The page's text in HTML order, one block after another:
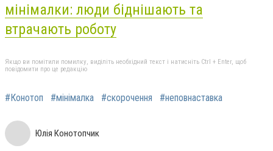
мінімалки: люди біднішають та
втрачають роботу
Якщо ви помітили помилку, виділіть необхідний текст і натисніть Ctrl + Enter, щоб
повідомити про це редакцію
#Конотоп #мінімалка #скорочення #неповнаставка
Юлія Конотопчик